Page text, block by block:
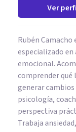
Ver
Rubén
especializado
emocional.
comprender qué
generar cambios
psicología,
perspectiva
Trabaja